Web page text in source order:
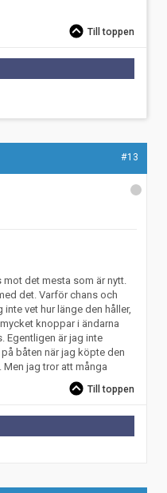
Till toppen
#13
det mesta som är nytt.
det. Varför chans och
vet hur länge den håller,
knoppar i ändarna
Egentligen är jag inte
båten när jag köpte den
jag tror att många
Till toppen